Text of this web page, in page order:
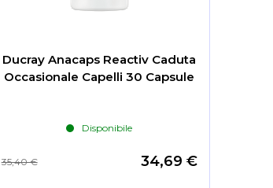
Ducray Anacaps Reactiv Caduta
Occasionale Capelli 30 Capsule
Disponibile
34,69 €
35,40 €